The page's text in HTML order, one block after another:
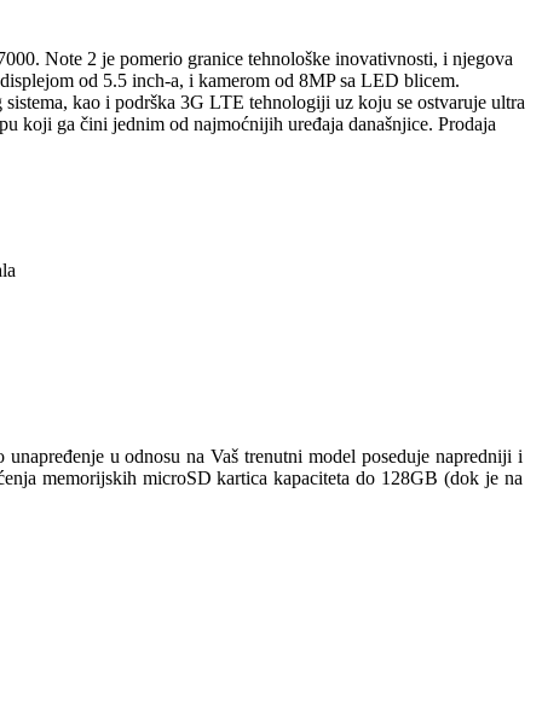
Note 2 je pomerio granice tehnološke inovativnosti, i njegova
od 5.5 inch-a, i kamerom od 8MP sa LED blicem.
kao i podrška 3G LTE tehnologiji uz koju se ostvaruje ultra
koji ga čini jednim od najmoćnijih uređaja današnjice. Prodaja
unapređenje u odnosu na Vaš trenutni model poseduje napredniji i
memorijskih microSD kartica kapaciteta do 128GB (dok je na